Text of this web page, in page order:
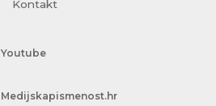
Kontakt
Youtube
Medijskapismenost.hr